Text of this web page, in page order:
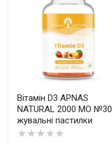
Оцінка
Ваш відгук
Вітамін D3 APNAS
NATURAL 2000 МО №30
жувальні пастилки
★★★★★